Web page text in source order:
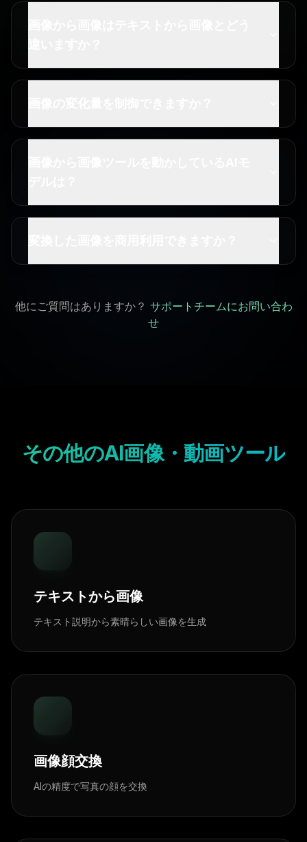
他にご質問はありますか？ サポートチームにお問い合わ
せ
その他のAI画像・動画ツール
テキストから画像
テキスト説明から素晴らしい画像を生成
画像顔交換
AIの精度で写真の顔を交換